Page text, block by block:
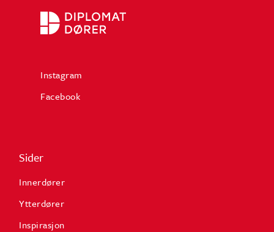
Instagram
Facebook
Sider
Innerdører
Ytterdører
Inspirasjon